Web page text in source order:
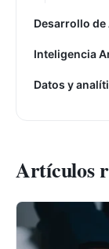
Desarrollo de
Inteligencia
Datos y
Artículos